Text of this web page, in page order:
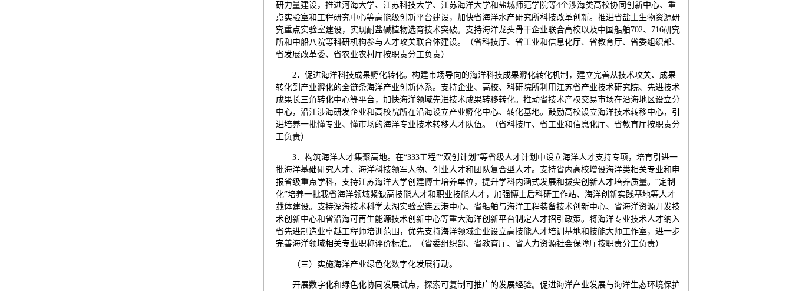
研力量建设，推进河海大学、江苏科技大学、江苏海洋大学和盐城师范学院等4个涉海类高校协同创新中心、重
点实验室和工程研究中心等高能级创新平台建设，加快省海洋水产研究所科技改革创新。推进省盐土生物资源研
究重点实验室建设，实现耐盐碱植物选育技术突破。支持海洋龙头骨干企业联合高校以及中国船舶702、716研究
所和中船八院等科研机构参与人才攻关联合体建设。（省科技厅、省工业和信息化厅、省教育厅、省委组织部、
省发展改革委、省农业农村厅按职责分工负责）
2．促进海洋科技成果孵化转化。构建市场导向的海洋科技成果孵化转化机制，建立完善从技术攻关、成果
转化到产业孵化的全链条海洋产业创新体系。支持企业、高校、科研院所利用江苏省产业技术研究院、先进技术
成果长三角转化中心等平台，加快海洋领域先进技术成果转移转化。推动省技术产权交易市场在沿海地区设立分
中心，沿江涉海研发企业和高校院所在沿海设立产业孵化中心、转化基地。鼓励高校设立海洋技术转移中心，引
进培养一批懂专业、懂市场的海洋专业技术转移人才队伍。（省科技厅、省工业和信息化厅、省教育厅按职责分
工负责）
3．构筑海洋人才集聚高地。在“333工程”“双创计划”等省级人才计划中设立海洋人才支持专项，培育引进一
批海洋基础研究人才、海洋科技领军人物、创业人才和团队复合型人才。支持省内高校增设海洋类相关专业和申
报省级重点学科，支持江苏海洋大学创建博士培养单位，提升学科内涵式发展和拔尖创新人才培养质量。“定制
化”培养一批我省海洋领域紧缺高技能人才和职业技能人才，加强博士后科研工作站、海洋创新实践基地等人才
载体建设。支持深海技术科学太湖实验室连云港中心、省船舶与海洋工程装备技术创新中心、省海洋资源开发技
术创新中心和省沿海可再生能源技术创新中心等重大海洋创新平台制定人才招引政策。将海洋专业技术人才纳入
省先进制造业卓越工程师培训范围，优先支持海洋领域企业设立高技能人才培训基地和技能大师工作室，进一步
完善海洋领域相关专业职称评价标准。（省委组织部、省教育厅、省人力资源社会保障厅按职责分工负责）
（三）实施海洋产业绿色化数字化发展行动。
开展数字化和绿色化协同发展试点，探索可复制可推广的发展经验。促进海洋产业发展与海洋生态环境保护